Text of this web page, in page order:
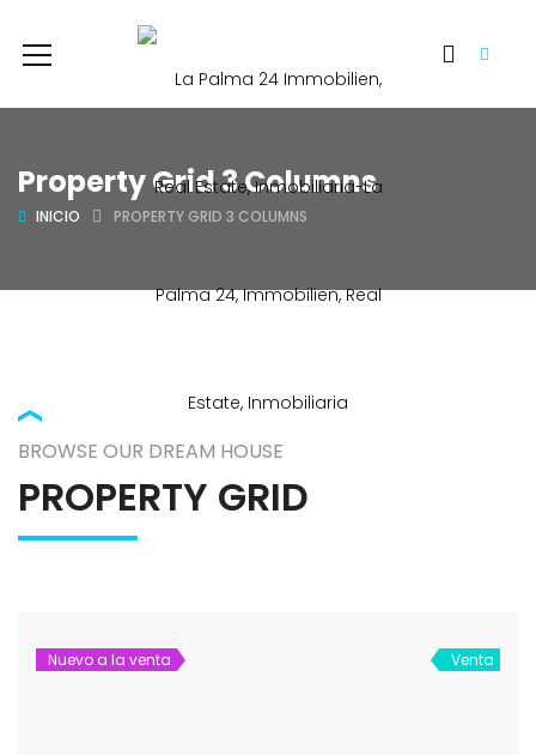
Property Grid 3 Columns
INICIO PROPERTY GRID 3 COLUMNS
BROWSE OUR DREAM HOUSE
PROPERTY GRID
Nuevo a la venta Venta